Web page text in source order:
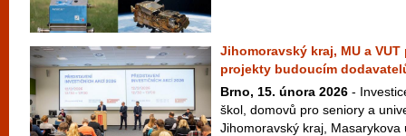
Jihomoravský kraj, MU a
projekty budoucím
Brno, 15. února 2026 -
škol, domovů pro seniory a
Jihomoravský kraj, Masarykova